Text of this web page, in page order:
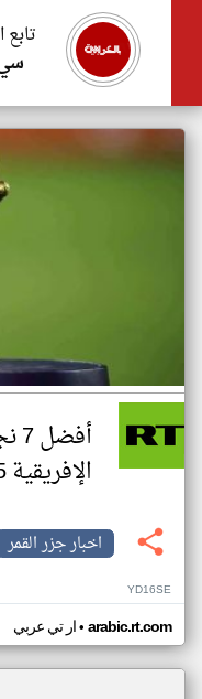
الإفريقية 2025
اخبار جزر القمر
YD16SE
ار تي عربي• arabic.rt.com